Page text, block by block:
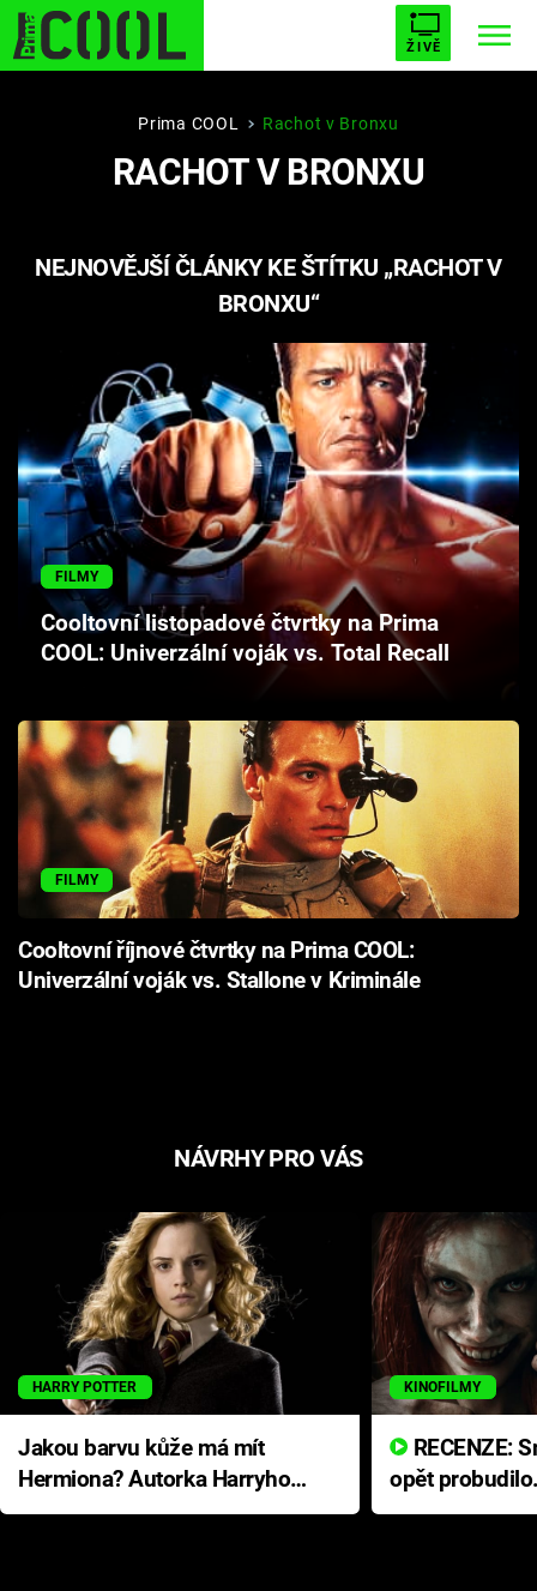
ŽIVĚ
STARHOUSE BUFFY, PŘEMOŽITELKA UPÍRŮ
PLNEJ KOTEL AVENGERS 5
Seriály
Hry
Cool Esport
Pořady
Sledujte prima+
Přihlášení
Sledujte nás
Prima COOL Rachot v Bronxu
RACHOT V BRONXU
NEJNOVĚJŠÍ ČLÁNKY KE ŠTÍTKU „RACHOT V
BRONXU“
FILMY
Cooltovní listopadové čtvrtky na Prima
COOL: Univerzální voják vs. Total Recall
FILMY
Cooltovní říjnové čtvrtky na Prima COOL:
Univerzální voják vs. Stallone v Kriminále
NÁVRHY PRO VÁS
HARRY POTTER
Jakou barvu kůže má mít
Hermiona? Autorka Harryho
Pottera přišla s ráznou
KINOFILMY
opět
přichází s